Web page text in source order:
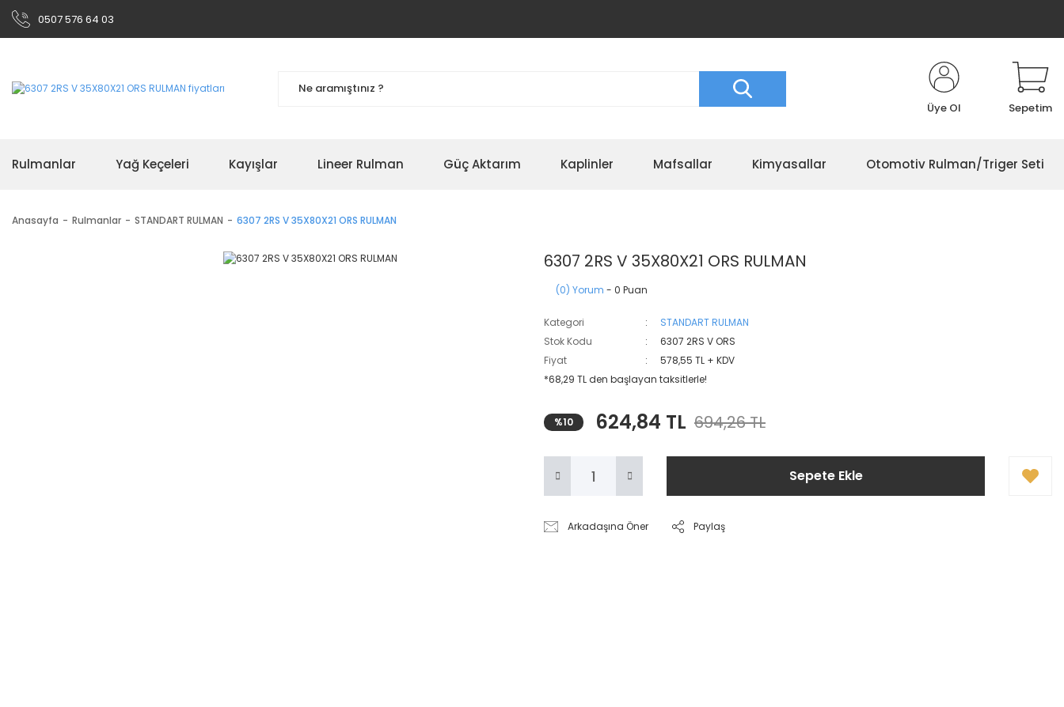
0507 576 64 03
Üye Ol Sepetim
Rulmanlar Yağ Keçeleri Kayışlar Lineer Rulman Güç Aktarım Kaplinler Mafsallar Kimyasallar Otomotiv Rulman/Triger Seti
Anasayfa Rulmanlar STANDART RULMAN 6307 2RS V 35X80X21 ORS RULMAN
6307 2RS V 35X80X21 ORS RULMAN
(0) Yorum - 0 Puan
Kategori
STANDART RULMAN
Stok Kodu
6307 2RS V ORS
Fiyat
578,55 TL + KDV
*68,29 TL den başlayan taksitlerle!
%10 624,84 TL 694,26 TL
Sepete Ekle
Arkadaşına Öner Paylaş